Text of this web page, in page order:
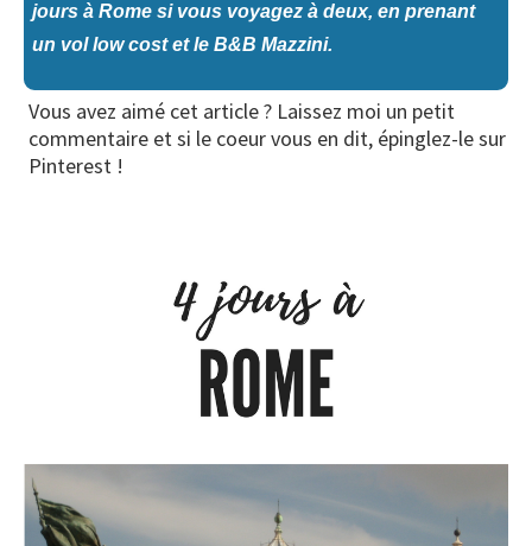
jours à Rome si vous voyagez à deux, en prenant
un vol low cost et le B&B Mazzini.
Vous avez aimé cet article ? Laissez moi un petit
commentaire et si le coeur vous en dit, épinglez-le sur
Pinterest !